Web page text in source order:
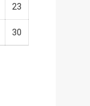
23
30